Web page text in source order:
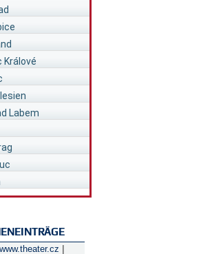
Králové
Labem
www.theater.cz |